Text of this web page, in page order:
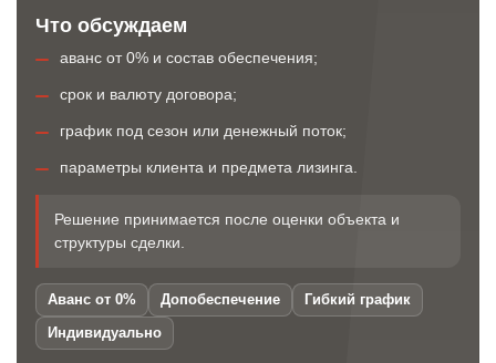
Что обсуждаем
аванс от 0% и состав обеспечения;
срок и валюту договора;
график под сезон или денежный поток;
параметры клиента и предмета лизинга.
Решение принимается после оценки объекта и
структуры сделки.
Аванс от 0% Допобеспечение
Гибкий график
Индивидуально